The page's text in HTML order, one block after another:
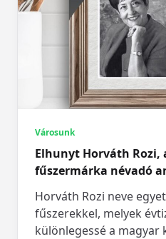
Városunk
Elhunyt Horváth Rozi,
fűszermárka névadó
Horváth Rozi neve
fűszerekkel, melyek
különlegessé a magyar